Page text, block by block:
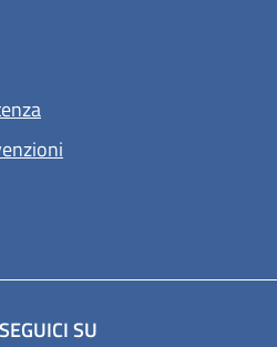
SEGUICI SU